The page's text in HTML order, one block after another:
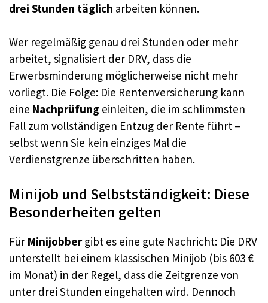
drei Stunden täglich arbeiten können.
Wer regelmäßig genau drei Stunden oder mehr
arbeitet, signalisiert der DRV, dass die
Erwerbsminderung möglicherweise nicht mehr
vorliegt. Die Folge: Die Rentenversicherung kann
eine Nachprüfung einleiten, die im schlimmsten
Fall zum vollständigen Entzug der Rente führt –
selbst wenn Sie kein einziges Mal die
Verdienstgrenze überschritten haben.
Minijob und Selbstständigkeit: Diese
Besonderheiten gelten
Für Minijobbergibt es eine gute Nachricht: Die DRV
unterstellt bei einem klassischen Minijob (bis 603 €
im Monat) in der Regel, dass die Zeitgrenze von
unter drei Stunden eingehalten wird. Dennoch